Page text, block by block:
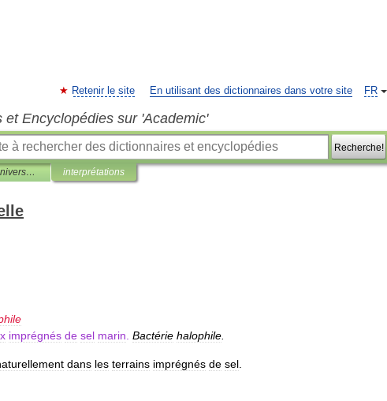
FR
Retenir le site En utilisant des dictionnaires dans votre site
et Encyclopédies sur 'Academic'
Recherche!
Encyclopédie Universelle interprétations
imprégnés de sel marin Bactérie halophile
dans les terrains imprégnés de sel